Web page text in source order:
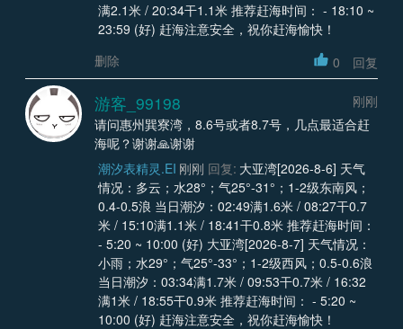
满2.1米 / 20:34干1.1米 推荐赶海时间： - 18:10 ~
23:59 (好) 赶海注意安全，祝你赶海愉快！
删除
0 回复
游客_99198
刚刚
请问惠州巽寮湾，8.6号或者8.7号，几点最适合赶
海呢？谢谢🙏谢谢
潮汐表精灵.EI 刚刚 回复: 大亚湾[2026-8-6] 天气
情况：多云；水28°；气25°-31°；1-2级东南风；
0.4-0.5浪 当日潮汐：02:49满1.6米 / 08:27干0.7
米 / 15:10满1.1米 / 18:41干0.8米 推荐赶海时间：
- 5:20 ~ 10:00 (好) 大亚湾[2026-8-7] 天气情况：
小雨；水29°；气25°-33°；1-2级西风；0.5-0.6浪
当日潮汐：03:34满1.7米 / 09:53干0.7米 / 16:32
满1米 / 18:55干0.9米 推荐赶海时间： - 5:20 ~
10:00 (好) 赶海注意安全，祝你赶海愉快！